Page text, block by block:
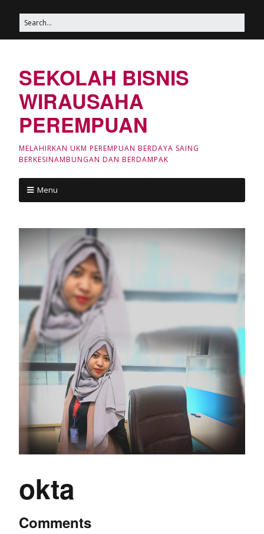
SEKOLAH BISNIS
WIRAUSAHA
PEREMPUAN
MELAHIRKAN UKM PEREMPUAN BERDAYA SAING
BERKESINAMBUNGAN DAN BERDAMPAK
Menu
okta
Comments